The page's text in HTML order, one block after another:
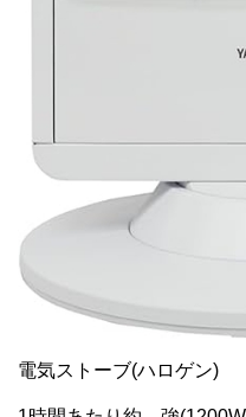
電気ストーブ(ハロゲン)